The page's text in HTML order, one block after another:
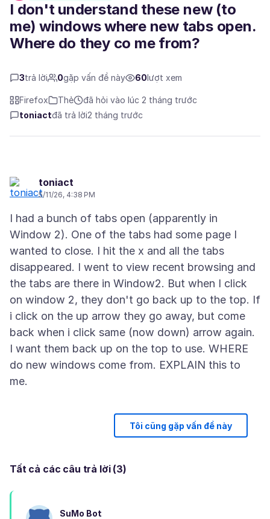
I don't understand these new (to
me) windows where new tabs open.
Where do they co me from?
3trả lời 0gặp vấn đề này 60lượt xem
Firefox Thẻ
đã hỏi vào lúc 2 tháng trước
toniactđã trả lời2 tháng trước
toniact
5/11/26, 4:38 PM
I had a bunch of tabs open (apparently in
Window 2). One of the tabs had some page I
wanted to close. I hit the x and all the tabs
disappeared. I went to view recent browsing and
the tabs are there in Window2. But when I click
on window 2, they don't go back up to the top. If
i click on the up arrow they go away, but come
back when i click same (now down) arrow again.
I want them back up on the top to use. WHERE
do new windows come from. EXPLAIN this to
Tôi cũng gặp vấn đề này
Tất cả các câu trả lời (3)
SuMo Bot